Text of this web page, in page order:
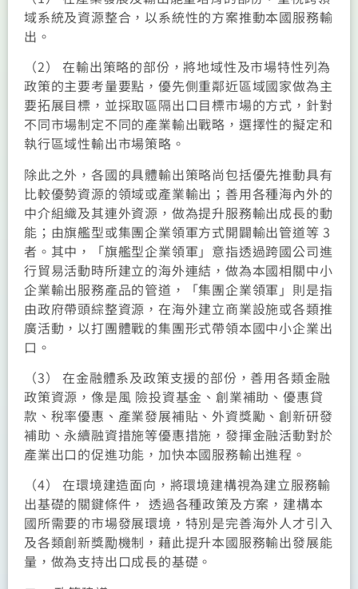
域系統及資源整合，以系統性的方案推動本國服務輸
出。
（2） 在輸出策略的部份，將地域性及市場特性列為
政策的主要考量要點，優先側重鄰近區域國家做為主
要拓展目標，並採取區隔出口目標市場的方式，針對
不同市場制定不同的產業輸出戰略，選擇性的擬定和
執行區域性輸出市場策略。
除此之外，各國的具體輸出策略尚包括優先推動具有
比較優勢資源的領域或產業輸出；善用各種海內外的
中介組織及其連外資源，做為提升服務輸出成長的動
能；由旗艦型或集團企業領軍方式開闢輸出管道等 3
者。其中，「旗艦型企業領軍」意指透過跨國公司進
行貿易活動時所建立的海外連結，做為本國相關中小
企業輸出服務產品的管道，「集團企業領軍」則是指
由政府帶頭綜整資源，在海外建立商業設施或各類推
廣活動，以打團體戰的集團形式帶領本國中小企業出
口。
（3） 在金融體系及政策支援的部份，善用各類金融
政策資源，像是風 險投資基金、創業補助、優惠貸
款、稅率優惠、產業發展補貼、外資獎勵、創新研發
補助、永續融資措施等優惠措施，發揮金融活動對於
產業出口的促進功能，加快本國服務輸出進程。
（4） 在環境建造面向，將環境建構視為建立服務輸
出基礎的關鍵條件， 透過各種政策及方案，建構本
國所需要的市場發展環境，特別是完善海外人才引入
及各類創新獎勵機制，藉此提升本國服務輸出發展能
量，做為支持出口成長的基礎。